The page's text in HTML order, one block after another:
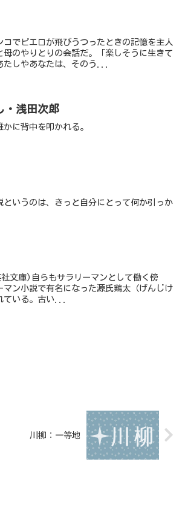
でピエロが飛びうつったときの記憶を主人
のやりとりの会話だ。「楽しそうに生きて
たしやあなたは、そのう...
・浅田次郎
に背中を叩かれる。
いうのは、きっと自分にとって何か引っか
文庫)自らもサラリーマンとして働く傍
ン小説で有名になった源氏鶏太（げんじけ
ている。古い...
川柳：一等地